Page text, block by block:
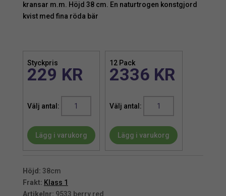
kransar m.m. Höjd 38 cm. En naturtrogen konstgjord
kvist med fina röda bär
Styckpris
229 KR
Kvist
Konstgjord
röda
mängd
Lägg i varukorg
12 Pack
2336 KR
Kvist
Konstgjord
röda
Lägg i varukorg
Höjd: 38cm
Frakt: Klass 1
Artikelnr: 9533 berry red